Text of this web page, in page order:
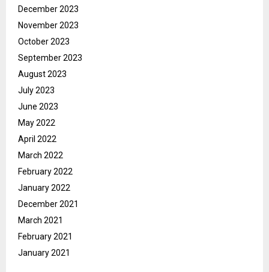
December 2023
November 2023
October 2023
September 2023
August 2023
July 2023
June 2023
May 2022
April 2022
March 2022
February 2022
January 2022
December 2021
March 2021
February 2021
January 2021